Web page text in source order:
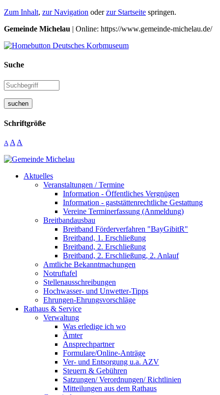
Zum Inhalt, zur Navigation oderzur Startseite springen.
Gemeinde Michelau | Online: https://www.gemeinde-michelau.de/
Suche
suchen
Schriftgröße
A A A
Aktuelles
Veranstaltungen / Termine
Information - Öffentliches Vergnügen
Information - gaststättenrechtliche Gestattung
Vereine Terminerfassung (Anmeldung)
Breitbandausbau
Breitband Förderverfahren "BayGibitR"
Breitband, 1. Erschließung
Breitband, 2. Erschließung
Breitband, 2. Erschließung, 2. Anlauf
Amtliche Bekanntmachungen
Notruftafel
Stellenausschreibungen
Hochwasser- und Unwetter-Tipps
Ehrungen-Ehrungsvorschläge
Rathaus & Service
Verwaltung
Was erledige ich wo
Ämter
Ansprechpartner
Formulare/Online-Anträge
Ver- und Entsorgung u.a. AZV
Steuern & Gebühren
Satzungen/ Verordnungen/ Richtlinien
Mitteilungen aus dem Rathaus